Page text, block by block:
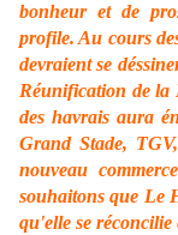
bonheur et de
profile. Au cours
devraient se
Réunification de la
des havrais aura
Grand Stade,
nouveau
souhaitons que Le
qu'elle se